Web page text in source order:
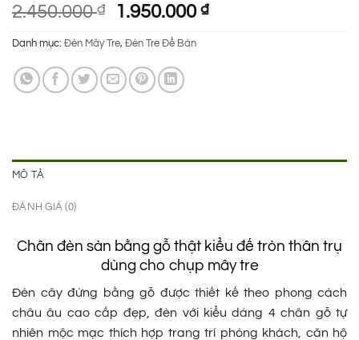
2.450.000₫
Giá
gốc
là:
2.450.000 ₫.
1.950.000₫Giá
hiện
Danh mục: Đèn Mây Tre, Đèn Tre Để Bàn
MÔ TẢ
ĐÁNH GIÁ (0)
Chân đèn sàn bằng gỗ thật kiểu đế tròn thân trụ
dùng cho chụp mây tre
Đèn cây đứng bằng gỗ được thiết kế theo phong cách
châu âu cao cấp đẹp, đèn với kiểu dáng 4 chân gỗ tự
nhiên mộc mạc thích hợp trang trí phòng khách, căn hộ